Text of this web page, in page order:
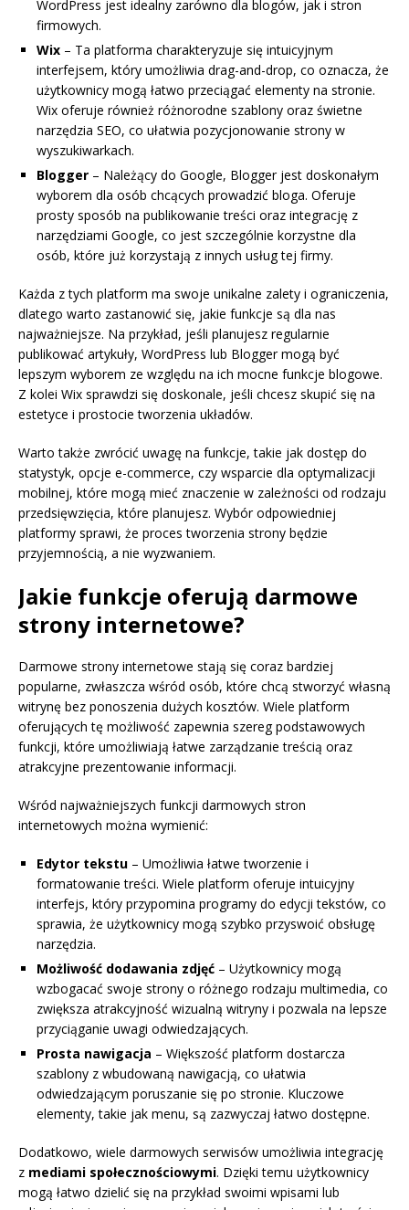
WordPress jest idealny zarówno dla blogów, jak i stron
firmowych.
Wix – Ta platforma charakteryzuje się intuicyjnym
interfejsem, który umożliwia drag-and-drop, co oznacza, że
użytkownicy mogą łatwo przeciągać elementy na stronie.
Wix oferuje również różnorodne szablony oraz świetne
narzędzia SEO, co ułatwia pozycjonowanie strony w
wyszukiwarkach.
Blogger – Należący do Google, Blogger jest doskonałym
wyborem dla osób chcących prowadzić bloga. Oferuje
prosty sposób na publikowanie treści oraz integrację z
narzędziami Google, co jest szczególnie korzystne dla
osób, które już korzystają z innych usług tej firmy.
Każda z tych platform ma swoje unikalne zalety i ograniczenia,
dlatego warto zastanowić się, jakie funkcje są dla nas
najważniejsze. Na przykład, jeśli planujesz regularnie
publikować artykuły, WordPress lub Blogger mogą być
lepszym wyborem ze względu na ich mocne funkcje blogowe.
Z kolei Wix sprawdzi się doskonale, jeśli chcesz skupić się na
estetyce i prostocie tworzenia układów.
Warto także zwrócić uwagę na funkcje, takie jak dostęp do
statystyk, opcje e-commerce, czy wsparcie dla optymalizacji
mobilnej, które mogą mieć znaczenie w zależności od rodzaju
przedsięwzięcia, które planujesz. Wybór odpowiedniej
platformy sprawi, że proces tworzenia strony będzie
przyjemnością, a nie wyzwaniem.
Jakie funkcje oferują darmowe
strony internetowe?
Darmowe strony internetowe stają się coraz bardziej
popularne, zwłaszcza wśród osób, które chcą stworzyć własną
witrynę bez ponoszenia dużych kosztów. Wiele platform
oferujących tę możliwość zapewnia szereg podstawowych
funkcji, które umożliwiają łatwe zarządzanie treścią oraz
atrakcyjne prezentowanie informacji.
Wśród najważniejszych funkcji darmowych stron
internetowych można wymienić:
Edytor tekstu – Umożliwia łatwe tworzenie i
formatowanie treści. Wiele platform oferuje intuicyjny
interfejs, który przypomina programy do edycji tekstów, co
sprawia, że użytkownicy mogą szybko przyswoić obsługę
narzędzia.
Możliwość dodawania zdjęć – Użytkownicy mogą
wzbogacać swoje strony o różnego rodzaju multimedia, co
zwiększa atrakcyjność wizualną witryny i pozwala na lepsze
przyciąganie uwagi odwiedzających.
Prosta nawigacja – Większość platform dostarcza
szablony z wbudowaną nawigacją, co ułatwia
odwiedzającym poruszanie się po stronie. Kluczowe
elementy, takie jak menu, są zazwyczaj łatwo dostępne.
Dodatkowo, wiele darmowych serwisów umożliwia integrację
z mediami społecznościowymi. Dzięki temu użytkownicy
mogą łatwo dzielić się na przykład swoimi wpisami lub